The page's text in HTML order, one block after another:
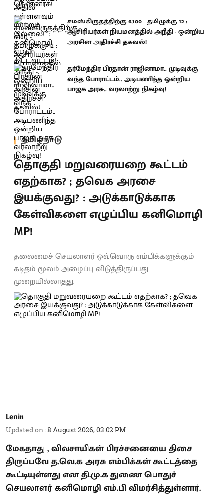
சமஸ்கிருதத்திற்கு 6,100 - தமிழுக்கு 12 :
ஆசிரியர்கள் நியமனத்தில் அநீதி - ஒன்றிய
அரசின் அதிர்ச்சி தகவல்!
தர்மேந்திர பிரதான் ராஜினாமா.. முடிவுக்கு
வந்த போராட்டம்.. அடிபணிந்த ஒன்றிய
பாஜக அரசு.. வரலாற்று நிகழ்வு!
தமிழ்நாடு
தொகுதி மறுவரையறை கூட்டம்
எதற்காக? ; தவெக அரசை
இயக்குவது? : அடுக்காடுக்காக
கேள்விகளை எழுப்பிய கனிமொழி
MP!
தலைமைச் செயலாளர் ஒவ்வொரு எம்பிக்களுக்கும்
கடிதம் மூலம் அழைப்பு விடுத்திருப்பது
முறையில்லாதது.
Lenin
Updated on :8 August 2026, 03:02 PM
மேகதாது , விவசாயிகள் பிரச்சனையை திசை
திருப்பவே த.வெ.க அரசு எம்பிக்கள் கூட்டத்தை
கூட்டியுள்ளது என தி.மு.க துணை பொதுச்
செயலாளர் கனிமொழி எம்.பி விமர்சித்துள்ளார்.